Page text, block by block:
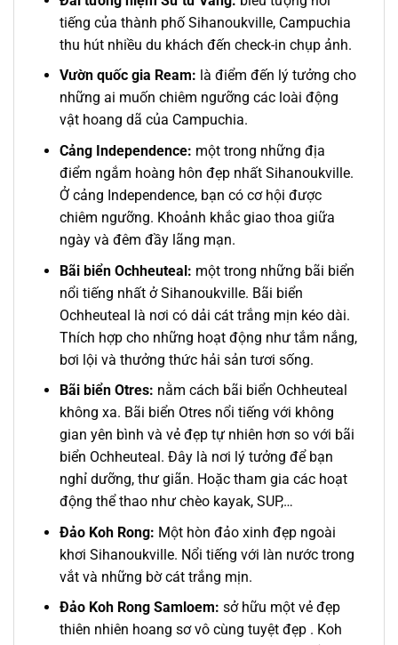
tiếng của thành phố Sihanoukville, Campuchia
thu hút nhiều du khách đến check-in chụp ảnh.
Vườn quốc gia Ream: là điểm đến lý tưởng cho
những ai muốn chiêm ngưỡng các loài động
vật hoang dã của Campuchia.
Cảng Independence: một trong những địa
điểm ngắm hoàng hôn đẹp nhất Sihanoukville.
Ở cảng Independence, bạn có cơ hội được
chiêm ngưỡng. Khoảnh khắc giao thoa giữa
ngày và đêm đầy lãng mạn.
Bãi biển Ochheuteal: một trong những bãi biển
nổi tiếng nhất ở Sihanoukville. Bãi biển
Ochheuteal là nơi có dải cát trắng mịn kéo dài.
Thích hợp cho những hoạt động như tắm nắng,
bơi lội và thưởng thức hải sản tươi sống.
Bãi biển Otres: nằm cách bãi biển Ochheuteal
không xa. Bãi biển Otres nổi tiếng với không
gian yên bình và vẻ đẹp tự nhiên hơn so với bãi
biển Ochheuteal. Đây là nơi lý tưởng để bạn
nghỉ dưỡng, thư giãn. Hoặc tham gia các hoạt
động thể thao như chèo kayak, SUP,…
Đảo Koh Rong: Một hòn đảo xinh đẹp ngoài
khơi Sihanoukville. Nổi tiếng với làn nước trong
vắt và những bờ cát trắng mịn.
Đảo Koh Rong Samloem: sở hữu một vẻ đẹp
thiên nhiên hoang sơ vô cùng tuyệt đẹp . Koh